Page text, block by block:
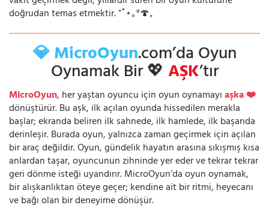
doğrudan temas etmektir. ⁺˚⋆｡°🍄₊
💎 MicroOyun.com’da Oyun
Oynamak Bir 💖AŞK’tır
MicroOyun, her yaştan oyuncu için oyun oynamayıaşka ❤️
dönüştürür. Bu aşk, ilk açılan oyunda hissedilen merakla
başlar; ekranda beliren ilk sahnede, ilk hamlede, ilk başarıda
derinleşir. Burada oyun, yalnızca zaman geçirmek için açılan
bir araç değildir. Oyun, gündelik hayatın arasına sıkışmış kısa
anlardan taşar, oyuncunun zihninde yer eder ve tekrar tekrar
geri dönme isteği uyandırır. MicroOyun’da oyun oynamak,
bir alışkanlıktan öteye geçer; kendine ait bir ritmi, heyecanı
ve bağı olan bir deneyime dönüşür.